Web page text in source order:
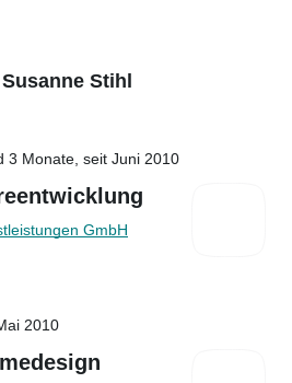
Stihl
3 Monate, seit Juni 2010
GmbH
2010